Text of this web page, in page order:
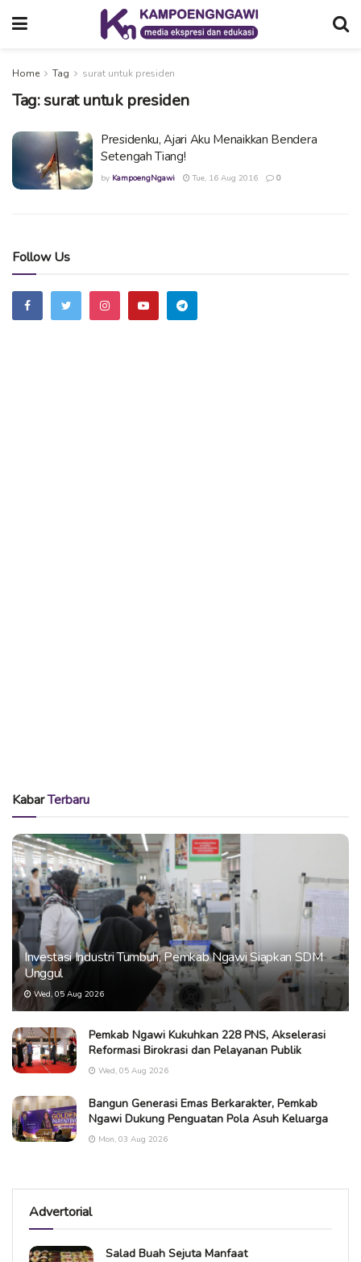
Home Tag surat untuk presiden
Tag:surat untuk presiden
Presidenku, Ajari Aku Menaikkan Bendera
Setengah Tiang!
by KampoengNgawi Tue, 16 Aug 2016 0
Follow Us
KabarTerbaru
Investasi Industri Tumbuh, Pemkab Ngawi Siapkan SDM
Unggul
Wed, 05 Aug 2026
Pemkab Ngawi Kukuhkan 228 PNS, Akselerasi
Reformasi Birokrasi dan Pelayanan Publik
Wed, 05 Aug 2026
Bangun Generasi Emas Berkarakter, Pemkab
Ngawi Dukung Penguatan Pola Asuh Keluarga
Mon, 03 Aug 2026
Advertorial
Salad Buah Sejuta Manfaat